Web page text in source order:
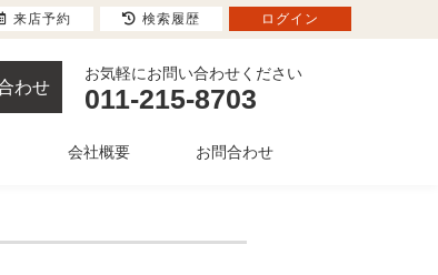
わせ
お気軽にお問い合わせください
011-215-8703
会社概要 お問合わせ
来店予約 検索履歴 ログイン